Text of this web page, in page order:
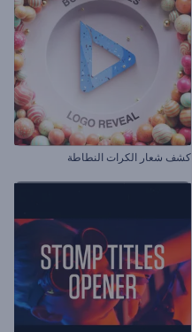
كشف شعار الكرات النطاطة